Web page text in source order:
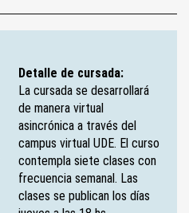
Detalle de cursada:
La cursada se desarrollará
de manera virtual
asincrónica a través del
campus virtual UDE. El curso
contempla siete clases con
frecuencia semanal. Las
clases se publican los días